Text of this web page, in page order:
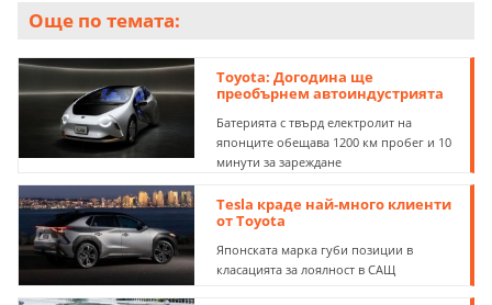
Още по темата:
Toyota: Догодина ще
преобърнем автоиндустрията
Батерията с твърд електролит на
японците обещава 1200 км пробег и 10
минути за зареждане
Tesla краде най-много клиенти
от Toyota
Японската марка губи позиции в
класацията за лоялност в САЩ